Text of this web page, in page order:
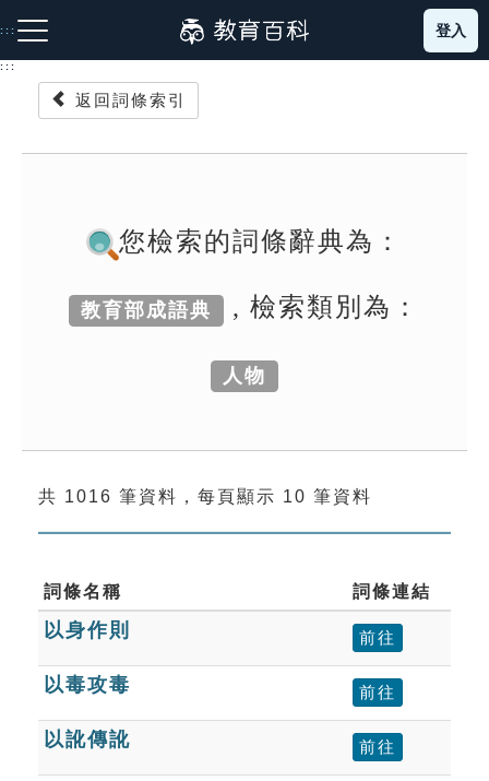
到
主
:::
成語故事
索引選單
單字索引
生命大百科索引
遊戲專區
教學應用
登入
:::
返回詞條索引
您檢索的詞條辭典為：
教育部成語典 , 檢索類別為：
人物
共 1016 筆資料，每頁顯示 10 筆資料
詞條名稱 詞條連結
以身作則 前往
以毒攻毒 前往
以訛傳訛 前往